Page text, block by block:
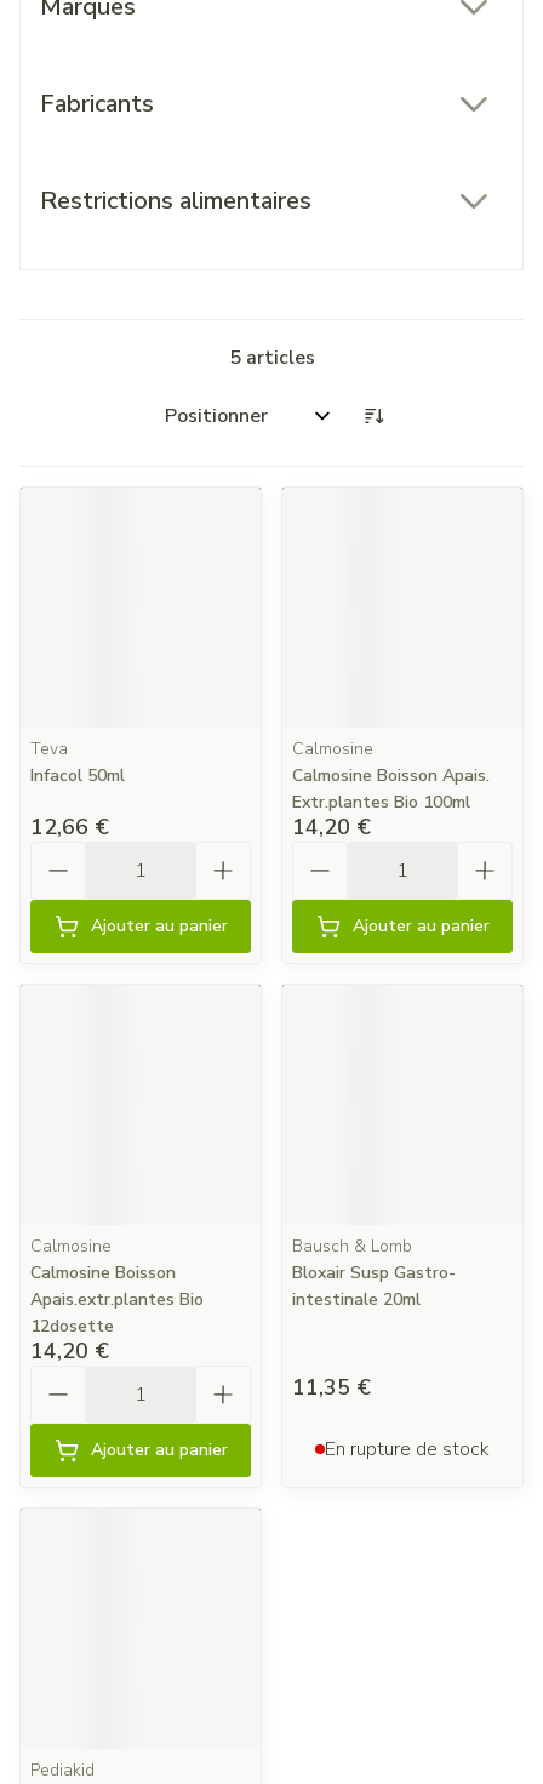
Marques
Fabricants
Restrictions alimentaires
5articles
Trier par:
Teva
Infacol 50ml
12,66 €
Ajouter au panier
Calmosine
Calmosine Boisson Apais.
Extr.plantes Bio 100ml
14,20 €
Ajouter au panier
Calmosine
Calmosine Boisson
Apais.extr.plantes Bio
12dosette
14,20 €
Ajouter au panier
Bausch & Lomb
Bloxair Susp Gastro-
intestinale 20ml
11,35 €
En rupture de stock
Pediakid